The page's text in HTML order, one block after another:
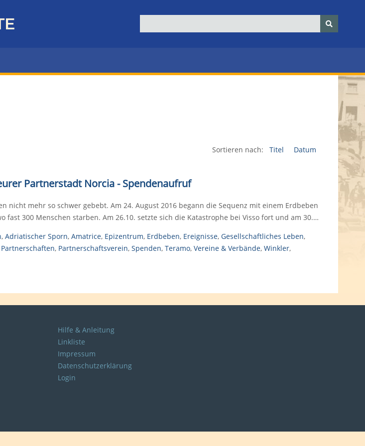
Sortieren nach: Titel Datum
Partnerstadt Norcia - Spendenaufruf
nicht mehr so schwer gebebt. Am 24. August 2016 begann die Sequenz mit einem Erdbeben
fast 300 Menschen starben. Am 26.10. setzte sich die Katastrophe bei Visso fort und am 30.…
, Adriatischer Sporn, Amatrice, Epizentrum, Erdbeben, Ereignisse, Gesellschaftliches Leben,
Partnerschaften, Partnerschaftsverein, Spenden, Teramo, Vereine & Verbände, Winkler,
Hilfe & Anleitung
Linkliste
Impressum
Datenschutzerklärung
Login